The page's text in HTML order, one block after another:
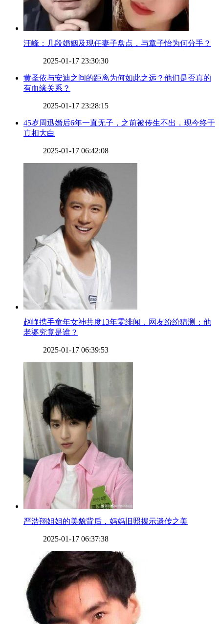
​汪峰：几段婚姻及现任妻子盘点，与章子怡为何分手？
2025-01-17 23:30:30
​黄圣依与安迪之间的距离为何如此之远？他们是否真的
有血缘关系？
2025-01-17 23:28:15
​45岁周迅婚后6年一直无子，之前被传生不出，现今终于
真相大白
2025-01-17 06:42:08
​赵峥携手童年女神共度13年零绯闻，网友纷纷猜测：他
老婆究竟是谁？
2025-01-17 06:39:53
​严浩翔姐姐的美貌背后，妈妈旧照揭示遗传之美
2025-01-17 06:37:38